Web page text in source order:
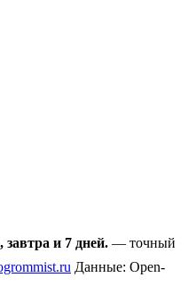
завтра и 7 дней. — точный
Данные: Open-